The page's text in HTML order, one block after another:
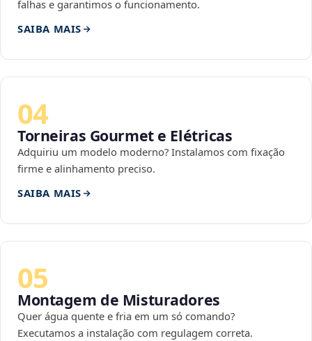
falhas e garantimos o funcionamento.
SAIBA MAIS
04
Torneiras Gourmet e Elétricas
Adquiriu um modelo moderno? Instalamos com fixação
firme e alinhamento preciso.
SAIBA MAIS
05
Montagem de Misturadores
Quer água quente e fria em um só comando?
Executamos a instalação com regulagem correta.